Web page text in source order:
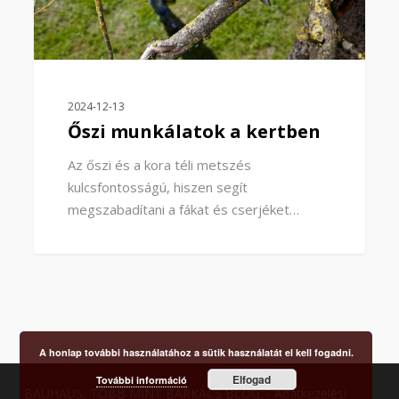
2024-12-13
Őszi munkálatok a kertben
Az őszi és a kora téli metszés
kulcsfontosságú, hiszen segít
megszabadítani a fákat és cserjéket…
BAUHAUS, TÖBB MINT BARKÁCS BLOG. -Adatkezelési
A honlap további használatához a sütik használatát el kell fogadni.
További információ Elfogad